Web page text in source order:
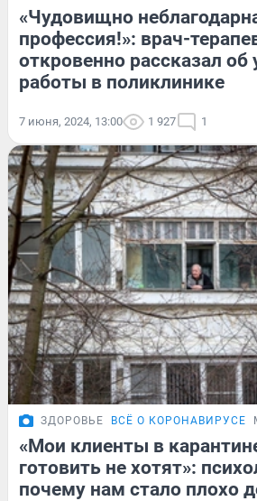
«Чудовищно
профессия!»: врач-
откровенно рассказал об
работы в поликлинике
7 июня, 2024, 13:00 1 927 1
ЗДОРОВЬЕ ВСЁ О КОРОНАВИРУСЕ
«Мои клиенты в
готовить не хотят»:
почему нам стало плохо